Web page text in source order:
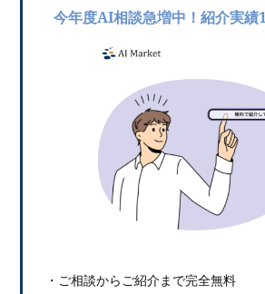
今年度AI相談急増中！紹介実績
・ご相談からご紹介まで完全無料